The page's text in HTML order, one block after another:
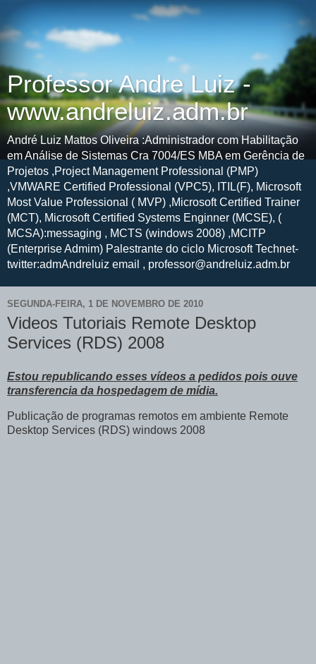
Professor Andre Luiz -
www.andreluiz.adm.br
André Luiz Mattos Oliveira :Administrador com Habilitação
em Análise de Sistemas Cra 7004/ES MBA em Gerência de
Projetos ,Project Management Professional (PMP)
,VMWARE Certified Professional (VPC5), ITIL(F), Microsoft
Most Value Professional ( MVP) ,Microsoft Certified Trainer
(MCT), Microsoft Certified Systems Enginner (MCSE), (
MCSA):messaging , MCTS (windows 2008) ,MCITP
(Enterprise Admim) Palestrante do ciclo Microsoft Technet-
twitter:admAndreluiz email , professor@andreluiz.adm.br
SEGUNDA-FEIRA, 1 DE NOVEMBRO DE 2010
Videos Tutoriais Remote Desktop
Services (RDS) 2008
Estou republicando esses vídeos a pedidos pois ouve
transferencia da hospedagem de mídia.
Publicação de programas remotos em ambiente Remote
Desktop Services (RDS) windows 2008